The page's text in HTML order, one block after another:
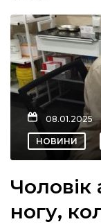
евакуації
новини
08.01.2025
НОВИНИ
Чоловік
ногу,